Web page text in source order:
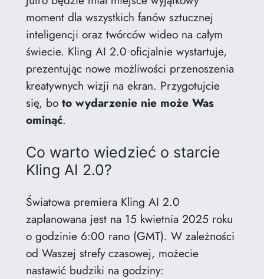
moment dla wszystkich fanów sztucznej
inteligencji oraz twórców wideo na całym
świecie. Kling AI 2.0 oficjalnie wystartuje,
prezentując nowe możliwości przenoszenia
kreatywnych wizji na ekran. Przygotujcie
się, bo to wydarzenie nie może Was
ominąć.
Co warto wiedzieć o starcie
Kling AI 2.0?
Światowa premiera Kling AI 2.0
zaplanowana jest na 15 kwietnia 2025 roku
o godzinie 6:00 rano (GMT). W zależności
od Waszej strefy czasowej, możecie
nastawić budziki na godziny: